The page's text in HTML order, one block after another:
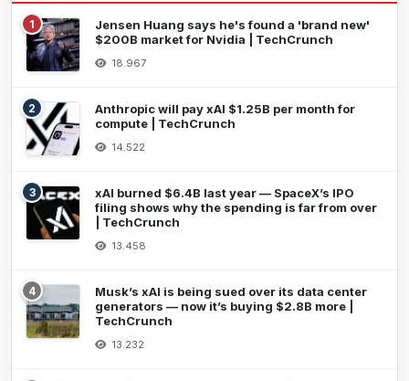
1
Jensen Huang says he's found a 'brand new'
$200B market for Nvidia | TechCrunch
18.967
2
Anthropic will pay xAI $1.25B per month for
compute | TechCrunch
14.522
3
xAI burned $6.4B last year — SpaceX’s IPO
filing shows why the spending is far from over
| TechCrunch
13.458
4
Musk’s xAI is being sued over its data center
generators — now it’s buying $2.8B more |
TechCrunch
13.232